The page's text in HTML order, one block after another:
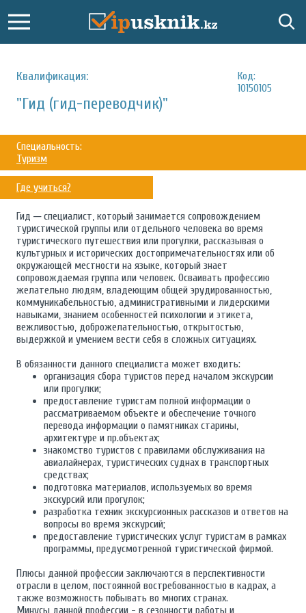
Квалификация:
Код:
10150105
"Гид (гид-переводчик)"
Специальность:
Туризм
Где учиться?
Гид ─ специалист, который занимается сопровождением
туристической группы или отдельного человека во время
туристического путешествия или прогулки, рассказывая о
культурных и исторических достопримечательностях или об
окружающей местности на языке, который знает
сопровождаемая группа или человек. Осваивать профессию
желательно людям, владеющим общей эрудированностью,
коммуникабельностью, административными и лидерскими
навыками, знанием особенностей психологии и этикета,
вежливостью, доброжелательностью, открытостью,
выдержкой и умением вести себя в сложных ситуациях.
В обязанности данного специалиста может входить:
организация сбора туристов перед началом экскурсии
или прогулки;
предоставление туристам полной информации о
рассматриваемом объекте и обеспечение точного
перевода информации о памятниках старины,
архитектуре и пр.объектах;
знакомство туристов с правилами обслуживания на
авиалайнерах, туристических суднах в транспортных
средствах;
подготовка материалов, используемых во время
экскурсий или прогулок;
разработка техник экскурсионных рассказов и ответов на
вопросы во время экскурсий;
предоставление туристических услуг туристам в рамках
программы, предусмотренной туристической фирмой.
Плюсы данной профессии заключаются в перспективности
отрасли в целом, постоянной востребованностью в кадрах, а
также возможность побывать во многих странах.
Минусы данной профессии - в сезонности работы и